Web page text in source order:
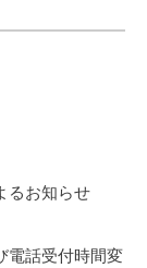
るお知らせ
電話受付時間変